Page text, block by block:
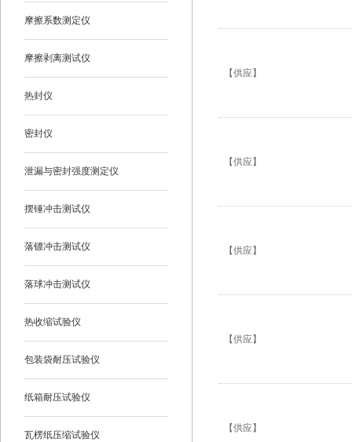
摩擦系数测定仪
摩擦剥离测试仪
热封仪
密封仪
泄漏与密封强度测定仪
摆锤冲击测试仪
落镖冲击测试仪
落球冲击测试仪
热收缩试验仪
包装袋耐压试验仪
纸箱耐压试验仪
瓦楞纸压缩试验仪
【供应】
【供应】
【供应】
【供应】
【供应】